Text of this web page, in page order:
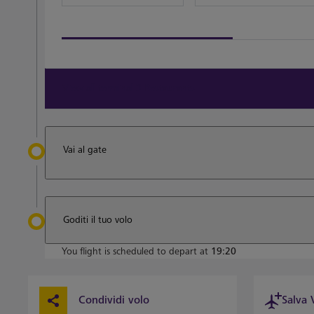
Vai al gate
Goditi il tuo volo
You flight is scheduled to depart at 19:20
Condividi volo Salva